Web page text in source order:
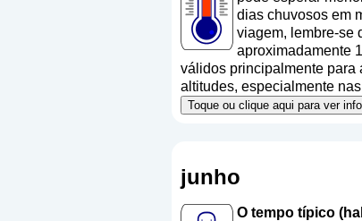
dias chuvosos em
viagem, lembre-se
aproximadamente
válidos principalmente para
altitudes, especialmente
Toque ou clique aqui para ver
junho
O tempo típico